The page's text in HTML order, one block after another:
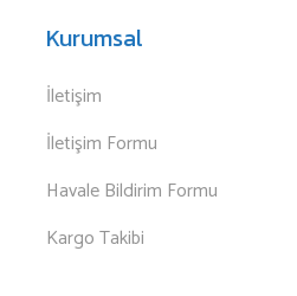
Kurumsal
İletişim
İletişim Formu
Havale Bildirim Formu
Kargo Takibi